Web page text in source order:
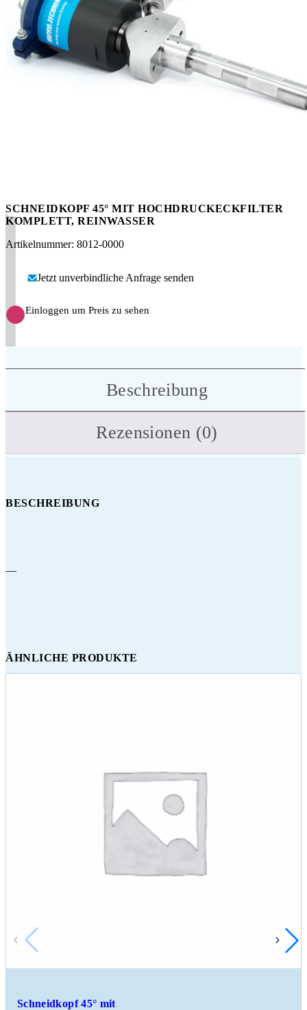
Messen
Videos / Downloads
HT Plus
Hochdruckpumpen
SCHNEIDKOPF 45° MIT HOCHDRUCKECKFILTER
KOMPLETT, REINWASSER
Artikelnummer: 8012-0000
Jetzt unverbindliche Anfrage senden
Einloggen um Preis zu sehen
Beschreibung
Rezensionen (0)
BESCHREIBUNG
—
ÄHNLICHE PRODUKTE
Schneidkopf 45° mit